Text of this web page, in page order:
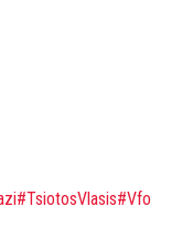
#TsiotosVlasis#Vfo